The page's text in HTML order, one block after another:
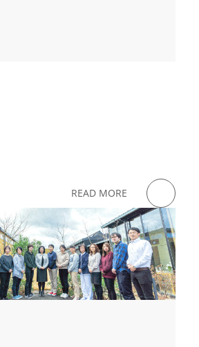
READ MORE